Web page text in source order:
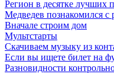
Регион в десятке лучших
Медведев познакомился с
Вначале строим дом
Мультстарты
Скачиваем музыку из
Если вы ищете билет на
Разновидности